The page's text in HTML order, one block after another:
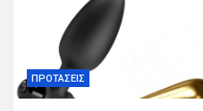
ΠΡΟΤΑΣΕΙΣ